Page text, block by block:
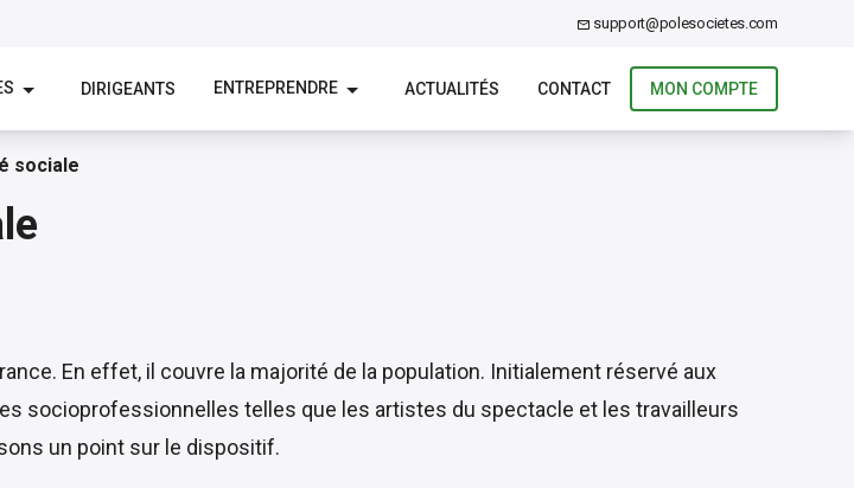
support@polesocietes.com
DIRIGEANTS ENTREPRENDRE ACTUALITÉS CONTACT MON COMPTE
sociale
En effet, il couvre la majorité de la population. Initialement réservé aux
socioprofessionnelles telles que les artistes du spectacle et les travailleurs
un point sur le dispositif.